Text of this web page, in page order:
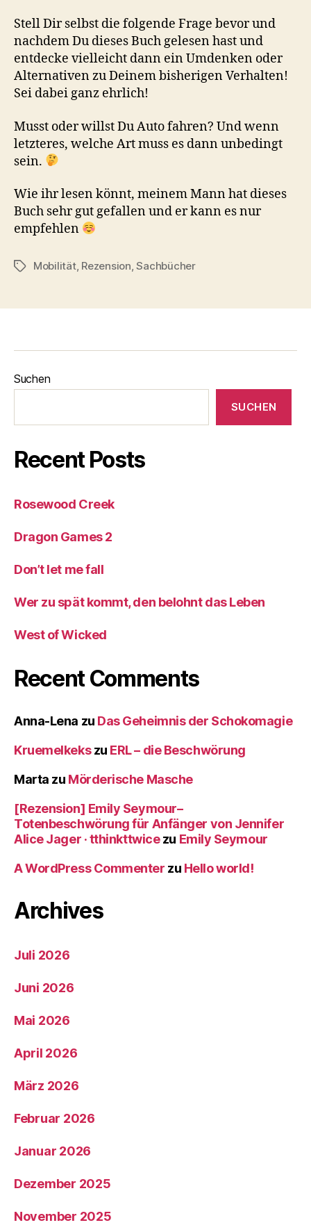
Stell Dir selbst die folgende Frage bevor und
nachdem Du dieses Buch gelesen hast und
entdecke vielleicht dann ein Umdenken oder
Alternativen zu Deinem bisherigen Verhalten!
Sei dabei ganz ehrlich!
Musst oder willst Du Auto fahren? Und wenn
letzteres, welche Art muss es dann unbedingt
sein.
Wie ihr lesen könnt, meinem Mann hat dieses
Buch sehr gut gefallen und er kann es nur
empfehlen
Schlagwörter
Mobilität, Rezension,Sachbücher
Suchen
SUCHEN
Recent Posts
Rosewood Creek
Dragon Games 2
Don’t let me fall
Wer zu spät kommt, den belohnt das Leben
West of Wicked
Recent Comments
Anna-Lena zu Das Geheimnis der Schokomagie
Kruemelkekszu ERL – die Beschwörung
Marta zu Mörderische Masche
[Rezension] Emily Seymour–
Totenbeschwörung für Anfänger von Jennifer
Alice Jager · tthinkttwicezu Emily Seymour
A WordPress Commenter zu Hello world!
Archives
Juli 2026
Juni 2026
Mai 2026
April 2026
März 2026
Februar 2026
Januar 2026
Dezember 2025
November 2025